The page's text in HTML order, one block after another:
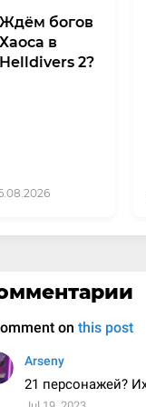
Ждём богов
Хаоса в
Helldivers 2?